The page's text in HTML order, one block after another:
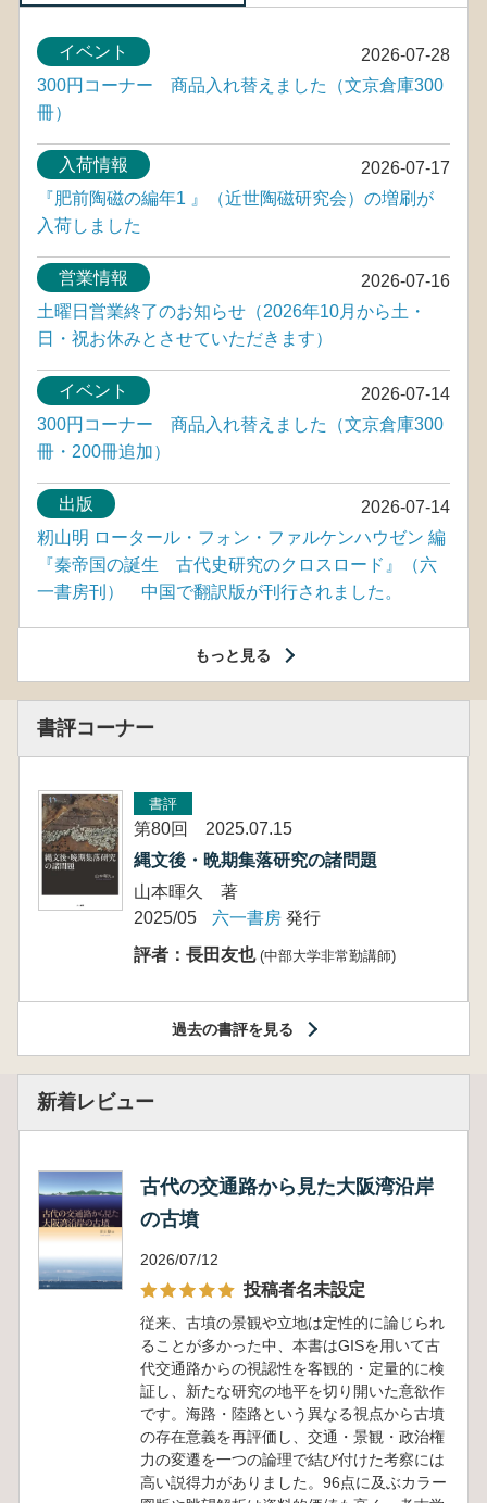
2026-07-28
イベント
300円コーナー 商品入れ替えました（文京倉庫300
冊）
2026-07-17
入荷情報
『肥前陶磁の編年1 』（近世陶磁研究会）の増刷が
入荷しました
2026-07-16
営業情報
土曜日営業終了のお知らせ（2026年10月から土・
日・祝お休みとさせていただきます）
2026-07-14
イベント
300円コーナー 商品入れ替えました（文京倉庫300
冊・200冊追加）
2026-07-14
出版
籾山明 ロータール・フォン・ファルケンハウゼン 編
『秦帝国の誕生 古代史研究のクロスロード』（六
一書房刊） 中国で翻訳版が刊行されました。
もっと見る
書評コーナー
書評
第80回 2025.07.15
縄文後・晩期集落研究の諸問題
山本暉久 著
2025/05
六一書房 発行
評者：長田友也 (中部大学非常勤講師)
過去の書評を見る
新着レビュー
古代の交通路から見た大阪湾沿岸
の古墳
2026/07/12
投稿者名未設定
従来、古墳の景観や立地は定性的に論じられ
ることが多かった中、本書はGISを用いて古
代交通路からの視認性を客観的・定量的に検
証し、新たな研究の地平を切り開いた意欲作
です。海路・陸路という異なる視点から古墳
の存在意義を再評価し、交通・景観・政治権
力の変遷を一つの論理で結び付けた考察には
高い説得力がありました。96点に及ぶカラー